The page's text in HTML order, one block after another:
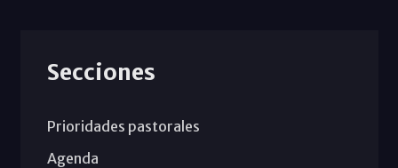
Secciones
Prioridades pastorales
Agenda